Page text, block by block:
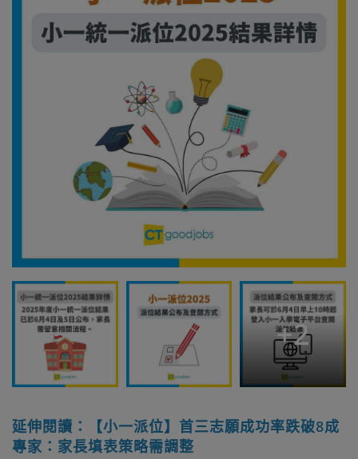
+2
延伸閱讀：【小一派位】首三志願成功率跌破8成
專家：家長填表策略需調整